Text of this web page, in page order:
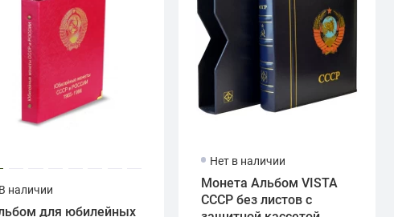
В наличии
для юбилейных
Нет в наличии
Монета Альбом VISTA
СССР без листов с